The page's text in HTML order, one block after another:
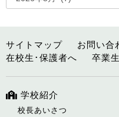
サイトマップ お問い合
在校生･保護者へ
卒業
学校紹介
校長あいさつ